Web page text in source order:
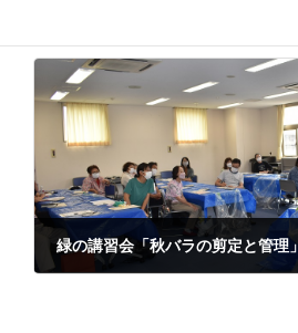
緑の講習会「秋バラの剪定と管理」